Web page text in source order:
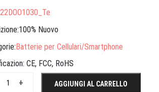
22DOO1030_Te
Nuovo
Batterie per Cellulari/Smartphone
CE, FCC, RoHS
+
AGGIUNGI AL CARRELLO